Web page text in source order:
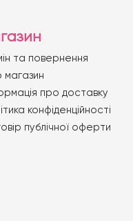
та повернення
магазин
про доставку
конфіденційності
публічної оферти